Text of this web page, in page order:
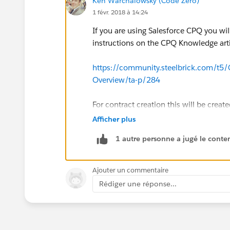
1 févr. 2018 à 14:24
If you are using Salesforce CPQ you
instructions on the CPQ Knowledge
https://community.steelbrick.com/t5/
Overview/ta-p/284
For contract creation this will be
(https://community.steelbrick.com/t5/
The action would be to set the
Opportunity is not contracted the ID
this value out to allow the
Contract). If there are more templates
Afficher plus
1 autre personne a jugé le
Ajouter un commentaire
Rédiger une réponse...